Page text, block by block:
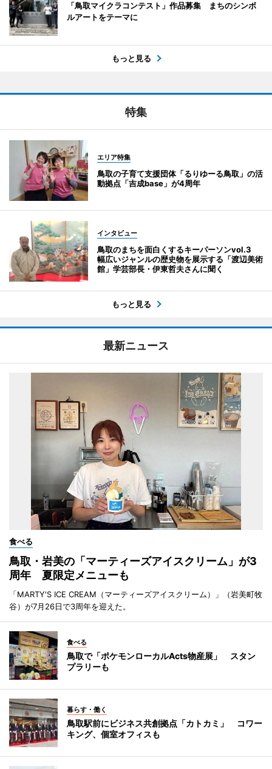
「鳥取マイクラコンテスト」作品募集 まちのシンボ
ルアートをテーマに
もっと見る
特集
エリア特集
鳥取の子育て支援団体「るりゆーる鳥取」の活
動拠点「吉成base」が4周年
インタビュー
鳥取のまちを面白くするキーパーソンvol.3
幅広いジャンルの歴史物を展示する「渡辺美術
館」学芸部長・伊東哲夫さんに聞く
もっと見る
最新ニュース
食べる
鳥取・岩美の「マーティーズアイスクリーム」が3
周年 夏限定メニューも
「MARTY'S ICE CREAM（マーティーズアイスクリーム）」（岩美町牧
谷）が7月26日で3周年を迎えた。
食べる
鳥取で「ポケモンローカルActs物産展」 スタン
プラリーも
暮らす・働く
鳥取駅前にビジネス共創拠点「カトカミ」 コワー
キング、個室オフィスも